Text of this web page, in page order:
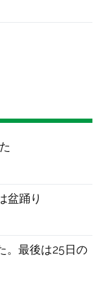
盆踊り
。最後は25日の